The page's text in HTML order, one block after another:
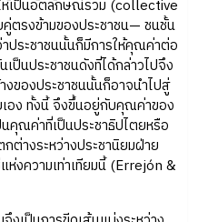
ห้เป็นอัตลักษณ์ร่วม (collective
ตรงข้ามของประชาชน— ชนชั้น
ประชาชนนั้นก็มีการให้คุณค่าต่อ
ป็นประชาชนดังที่ได้กล่าวไปจึง
ของประชาชนนั้นก็อาจนำไปสู่
อง ทั้งนี้ จึงขึ้นอยู่กับคุณค่าของ
คุณค่าที่เป็นประชาธิปไตยหรือ
ต่างระหว่างประชานิยมฝ่าย
ห่งความเท่าเทียมนี้ (Errejón &